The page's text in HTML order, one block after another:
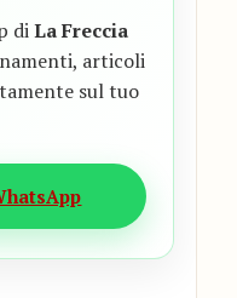
diLa Freccia
articoli
sul tuo